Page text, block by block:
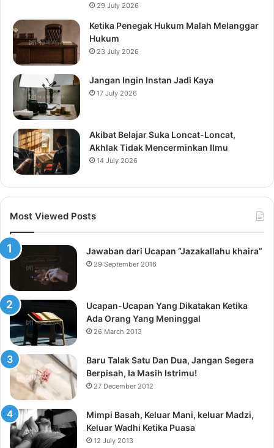
29 July 2026
Ketika Penegak Hukum Malah Melanggar
Hukum
23 July 2026
Jangan Ingin Instan Jadi Kaya
17 July 2026
Akibat Belajar Suka Loncat-Loncat,
Akhlak Tidak Mencerminkan Ilmu
14 July 2026
Most Viewed Posts
Jawaban dari Ucapan “Jazakallahu khaira”
29 September 2016
Ucapan-Ucapan Yang Dikatakan Ketika
Ada Orang Yang Meninggal
26 March 2013
Baru Talak Satu Dan Dua, Jangan Segera
Berpisah, Ia Masih Istrimu!
27 December 2012
Mimpi Basah, Keluar Mani, keluar Madzi,
Keluar Wadhi Ketika Puasa
12 July 2013